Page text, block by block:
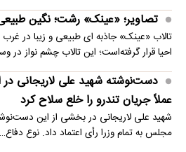
تصاویر؛ «عینک» رشت؛ نگین
تالاب «عینک» جاذبه ای طبیعی و زیبا در
احیا قرار گرفته‌است؛ این تالاب چشم نواز در
عملاً جریان تندرو را خلع سلاح کرد
شهید علی لاریجانی در بخشی از این
مجلس به تمام وزرا رأی اعتماد داد. نوع دفاع…